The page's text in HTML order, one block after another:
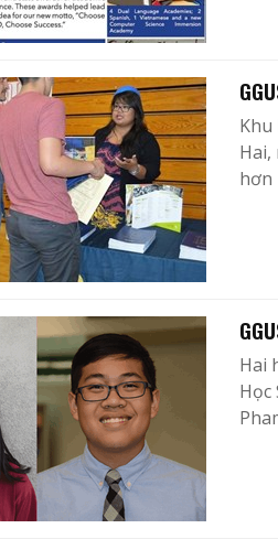
Khu
Hai,
hơn
Hai
Học